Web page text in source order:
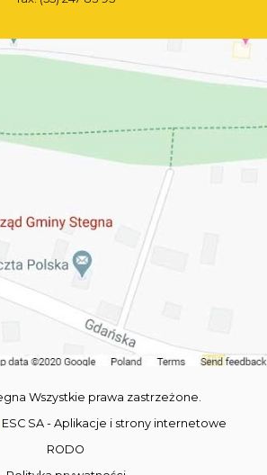
Wszystkie prawa zastrzeżone.
ESC SA- Aplikacje i strony internetowe
RODO